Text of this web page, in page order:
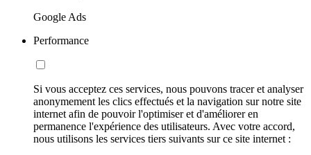
Google Ads
Performance
Si vous acceptez ces services, nous pouvons tracer et analyser
anonymement les clics effectués et la navigation sur notre site
internet afin de pouvoir l'optimiser et d'améliorer en
permanence l'expérience des utilisateurs. Avec votre accord,
nous utilisons les services tiers suivants sur ce site internet :